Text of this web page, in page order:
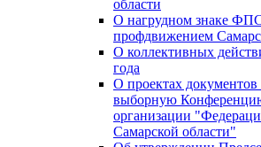
области
О нагрудном знаке
профдвижением
О коллективных
года
О проектах
выборную
организации
Самарской области"